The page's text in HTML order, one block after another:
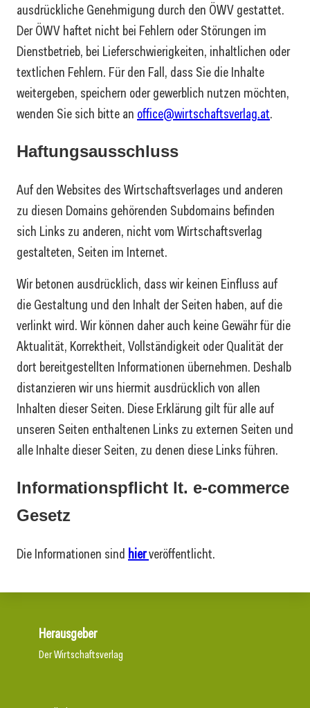
ausdrückliche Genehmigung durch den ÖWV gestattet.
Der ÖWV haftet nicht bei Fehlern oder Störungen im
Dienstbetrieb, bei Lieferschwierigkeiten, inhaltlichen oder
textlichen Fehlern. Für den Fall, dass Sie die Inhalte
weitergeben, speichern oder gewerblich nutzen möchten,
wenden Sie sich bitte an office@wirtschaftsverlag.at.
Haftungsausschluss
Auf den Websites des Wirtschaftsverlages und anderen
zu diesen Domains gehörenden Subdomains befinden
sich Links zu anderen, nicht vom Wirtschaftsverlag
gestalteten, Seiten im Internet.
Wir betonen ausdrücklich, dass wir keinen Einfluss auf
die Gestaltung und den Inhalt der Seiten haben, auf die
verlinkt wird. Wir können daher auch keine Gewähr für die
Aktualität, Korrektheit, Vollständigkeit oder Qualität der
dort bereitgestellten Informationen übernehmen. Deshalb
distanzieren wir uns hiermit ausdrücklich von allen
Inhalten dieser Seiten. Diese Erklärung gilt für alle auf
unseren Seiten enthaltenen Links zu externen Seiten und
alle Inhalte dieser Seiten, zu denen diese Links führen.
Informationspflicht lt. e-commerce
Gesetz
Die Informationen sind hierveröffentlicht.
Herausgeber
Der Wirtschaftsverlag